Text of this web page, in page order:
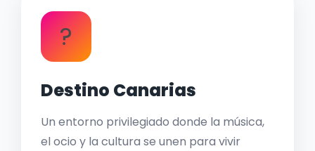
?
Destino Canarias
Un entorno privilegiado donde la música,
el ocio y la cultura se unen para vivir